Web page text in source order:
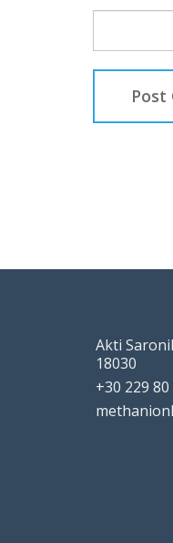
Akti
18030
+30 229